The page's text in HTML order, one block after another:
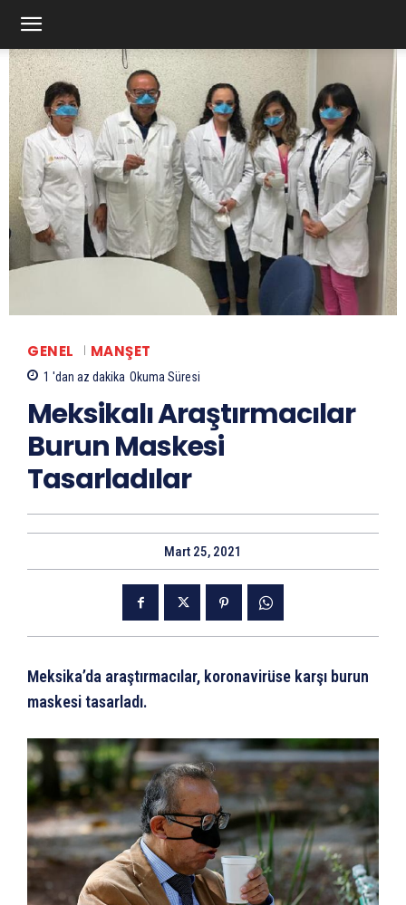
GENEL MANŞET
1 'dan az dakika Okuma Süresi
Meksikalı Araştırmacılar
Burun Maskesi
Tasarladılar
Mart 25, 2021
Meksika’da araştırmacılar, koronavirüse karşı burun
maskesi tasarladı.